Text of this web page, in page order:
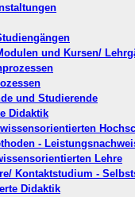
und Kursen/
und Studierende
Didaktik
-
Lehre
Kontaktstudium -
Didaktik